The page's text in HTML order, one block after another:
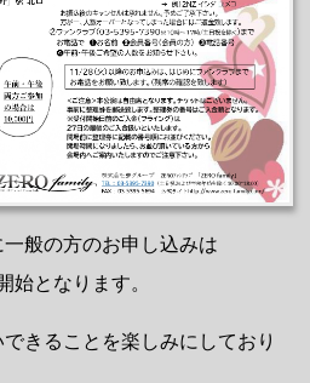
般の方のお申し込みは
始となります。
きることを楽しみにしており